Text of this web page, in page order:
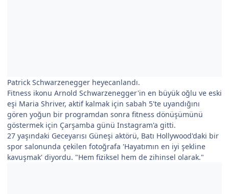
Patrick Schwarzenegger heyecanlandı.
Fitness ikonu Arnold Schwarzenegger'in en büyük oğlu ve eski
eşi Maria Shriver, aktif kalmak için sabah 5'te uyandığını
gören yoğun bir programdan sonra fitness dönüşümünü
göstermek için Çarşamba günü Instagram'a gitti.
27 yaşındaki Geceyarısı Güneşi aktörü, Batı Hollywood'daki bir
spor salonunda çekilen fotoğrafa 'Hayatımın en iyi şekline
kavuşmak' diyordu. "Hem fiziksel hem de zihinsel olarak."